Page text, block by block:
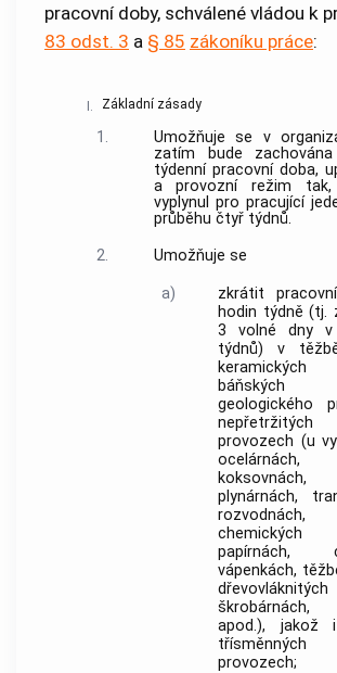
pracovní doby, schválené vládou k
83 odst. 3 a § 85 zákoníku práce:
I. Základní zásady
1.
Umožňuje se v
zatím bude
týdenní pracovní doba,
a provozní režim
vyplynul pro pracující
průběhu čtyř týdnů.
2.
Umožňuje se
a)
zkrátit
hodin týdně (tj.
3 volné dny v
týdnů) v
báňských
geologického
provozech (u
ocelárnách,
koksovnách,
plynárnách,
rozvodnách,
chemických
papírnách,
vápenkách,
apod.), jakož
provozech;